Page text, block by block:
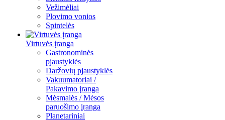
Vežimėliai
Plovimo vonios
Spintelės
Virtuvės įranga
Gastronominės
pjaustyklės
Daržovių pjaustyklės
Vakuumatoriai /
Pakavimo įranga
Mėsmalės / Mėsos
paruošimo įranga
Planetariniai